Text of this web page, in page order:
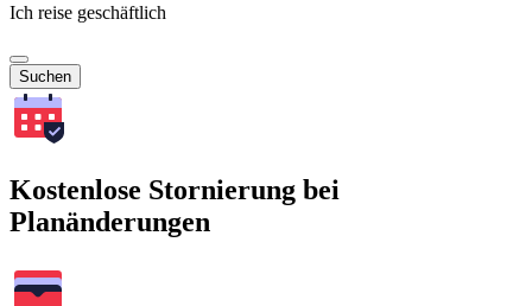
Ich reise geschäftlich
Suchen
Kostenlose Stornierung bei
Planänderungen